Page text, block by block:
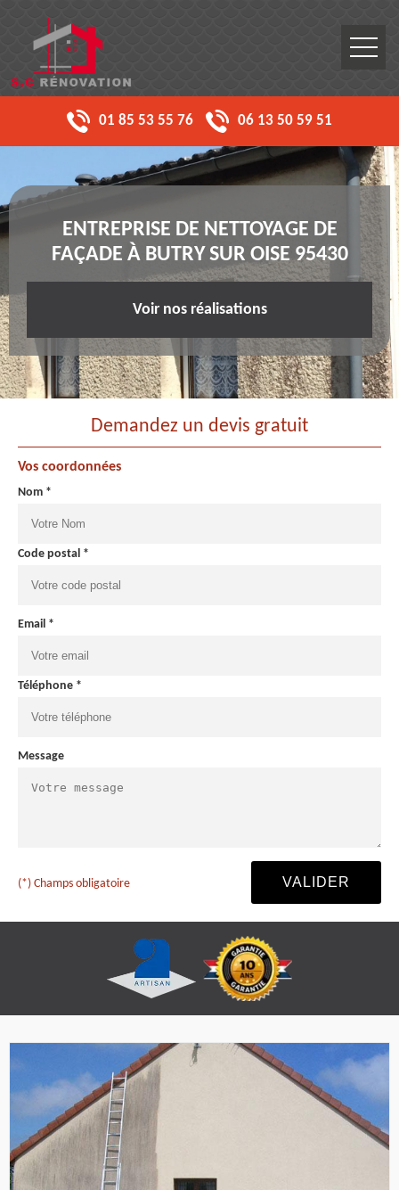
01 85 53 55 76 06 13 50 59 51
ENTREPRISE DE NETTOYAGE DE
FAÇADE À BUTRY SUR OISE 95430
Voir nos réalisations
Demandez un devis gratuit
Vos coordonnées
Nom *
Code postal *
Email *
Téléphone *
Message
(*) Champs obligatoire